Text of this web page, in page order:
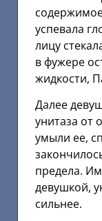
успевала
лицу
в фужере
жидкости,
Далее
унитаза от
умыли ее,
предела.
девушкой,
сильнее.